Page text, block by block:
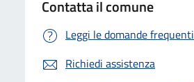
Contatta il comune
Leggi le domande frequenti
Richiedi assistenza